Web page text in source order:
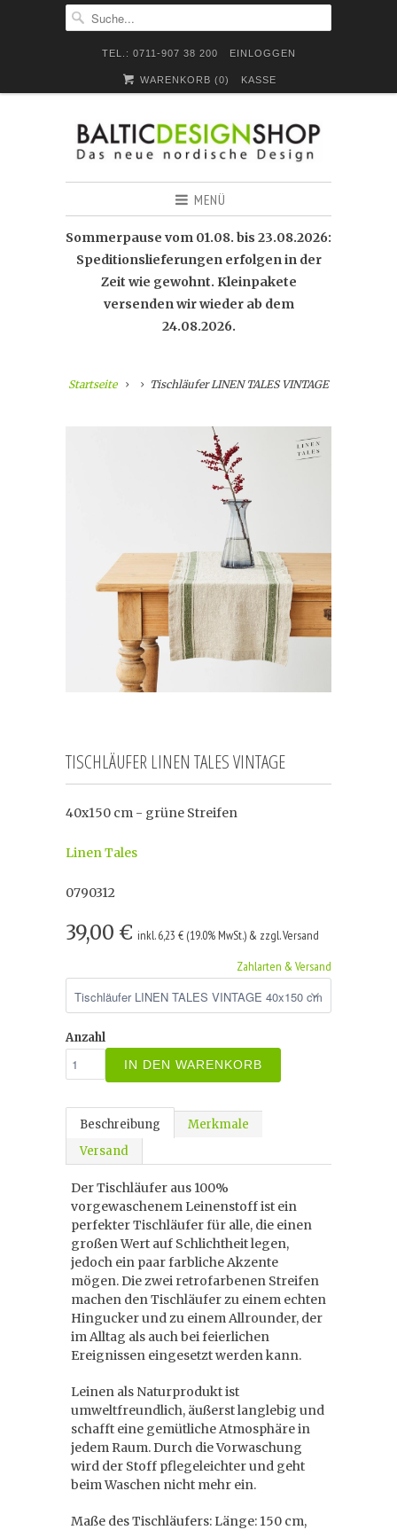
TEL.: 0711-907 38 200 EINLOGGEN
WARENKORB (0) KASSE
MENÜ
Sommerpause vom 01.08. bis 23.08.2026:
Speditionslieferungen erfolgen in der
Zeit wie gewohnt. Kleinpakete
versenden wir wieder ab dem
24.08.2026.
Startseite Tischläufer LINEN TALES VINTAGE
TISCHLÄUFER LINEN TALES VINTAGE
40x150 cm - grüne Streifen
Linen Tales
0790312
39,00 € inkl. 6,23 € (19.0% MwSt.) & zzgl. Versand
Zahlarten & Versand
Anzahl
IN DEN WARENKORB
Beschreibung
Merkmale
Versand
Der Tischläufer aus 100%
vorgewaschenem Leinenstoff ist ein
perfekter Tischläufer für alle, die einen
großen Wert auf Schlichtheit legen,
jedoch ein paar farbliche Akzente
mögen. Die zwei retrofarbenen Streifen
machen den Tischläufer zu einem echten
Hingucker und zu einem Allrounder, der
im Alltag als auch bei feierlichen
Ereignissen eingesetzt werden kann.
Leinen als Naturprodukt ist
umweltfreundlich, äußerst langlebig und
schafft eine gemütliche Atmosphäre in
jedem Raum. Durch die Vorwaschung
wird der Stoff pflegeleichter und geht
beim Waschen nicht mehr ein.
Maße des Tischläufers: Länge: 150 cm,